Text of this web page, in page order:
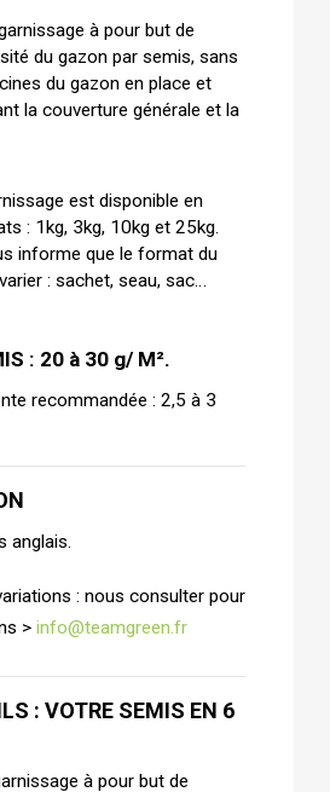
à pour but de
du gazon par semis, sans
du gazon en place et
la couverture générale et la
est disponible en
: 1kg, 3kg, 10kg et 25kg.
informe que le format du
: sachet, seau, sac…
: 20 à 30 g/ M².
recommandée : 2,5 à 3
anglais.
: nous consulter pour
> info@teamgreen.fr
: VOTRE SEMIS EN 6
à pour but de